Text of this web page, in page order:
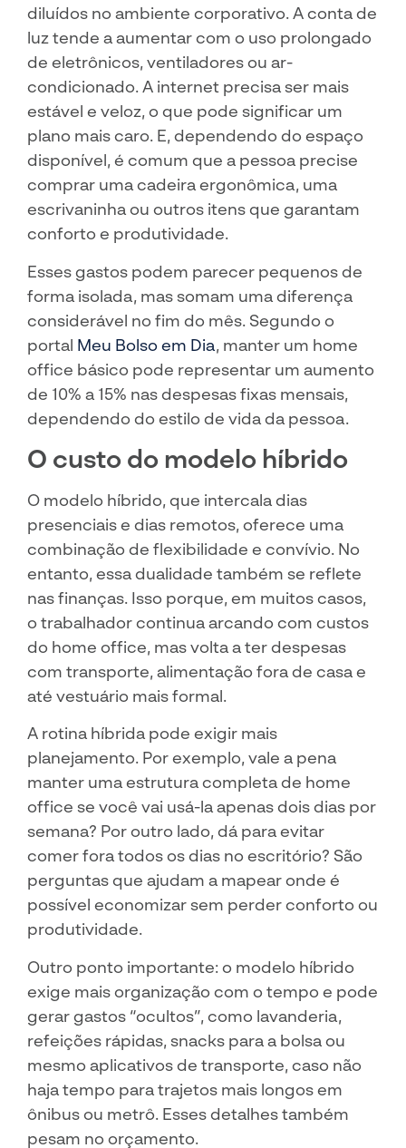
diluídos no ambiente corporativo. A conta de
luz tende a aumentar com o uso prolongado
de eletrônicos, ventiladores ou ar-
condicionado. A internet precisa ser mais
estável e veloz, o que pode significar um
plano mais caro. E, dependendo do espaço
disponível, é comum que a pessoa precise
comprar uma cadeira ergonômica, uma
escrivaninha ou outros itens que garantam
conforto e produtividade.
Esses gastos podem parecer pequenos de
forma isolada, mas somam uma diferença
considerável no fim do mês. Segundo o
portal Meu Bolso em Dia, manter um home
office básico pode representar um aumento
de 10% a 15% nas despesas fixas mensais,
dependendo do estilo de vida da pessoa.
O custo do modelo híbrido
O modelo híbrido, que intercala dias
presenciais e dias remotos, oferece uma
combinação de flexibilidade e convívio. No
entanto, essa dualidade também se reflete
nas finanças. Isso porque, em muitos casos,
o trabalhador continua arcando com custos
do home office, mas volta a ter despesas
com transporte, alimentação fora de casa e
até vestuário mais formal.
A rotina híbrida pode exigir mais
planejamento. Por exemplo, vale a pena
manter uma estrutura completa de home
office se você vai usá-la apenas dois dias por
semana? Por outro lado, dá para evitar
comer fora todos os dias no escritório? São
perguntas que ajudam a mapear onde é
possível economizar sem perder conforto ou
produtividade.
Outro ponto importante: o modelo híbrido
exige mais organização com o tempo e pode
gerar gastos “ocultos”, como lavanderia,
refeições rápidas, snacks para a bolsa ou
mesmo aplicativos de transporte, caso não
haja tempo para trajetos mais longos em
ônibus ou metrô. Esses detalhes também
pesam no orçamento.